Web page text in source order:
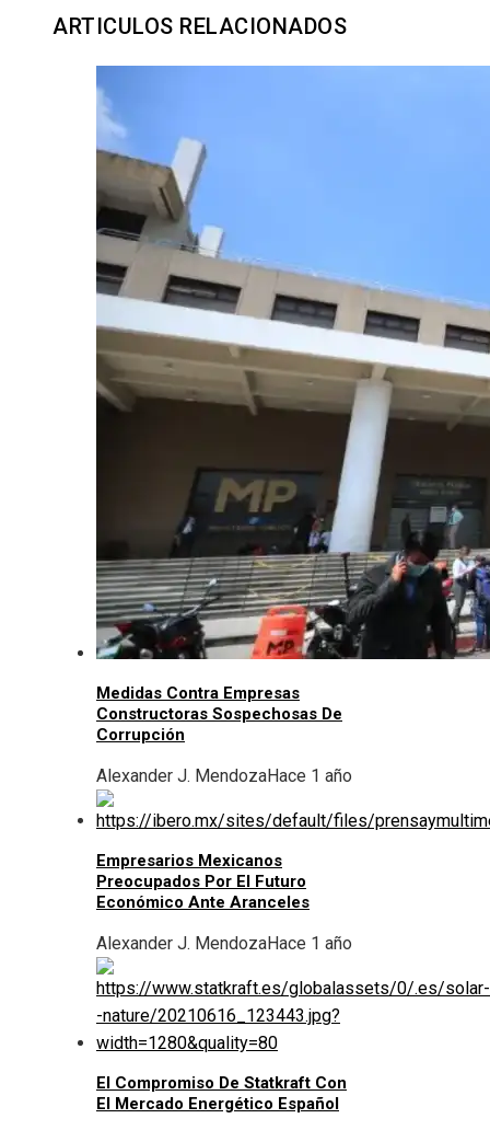
ARTICULOS RELACIONADOS
Medidas Contra Empresas
Constructoras Sospechosas De
Corrupción
Alexander J. MendozaHace 1 año
Empresarios Mexicanos
Preocupados Por El Futuro
Económico Ante Aranceles
Alexander J. MendozaHace 1 año
El Compromiso De Statkraft Con
El Mercado Energético Español